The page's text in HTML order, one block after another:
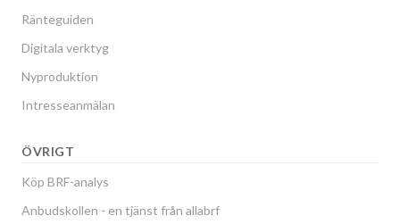
Ränteguiden
Digitala verktyg
Nyproduktion
Intresseanmälan
ÖVRIGT
Köp BRF-analys
Anbudskollen - en tjänst från allabrf